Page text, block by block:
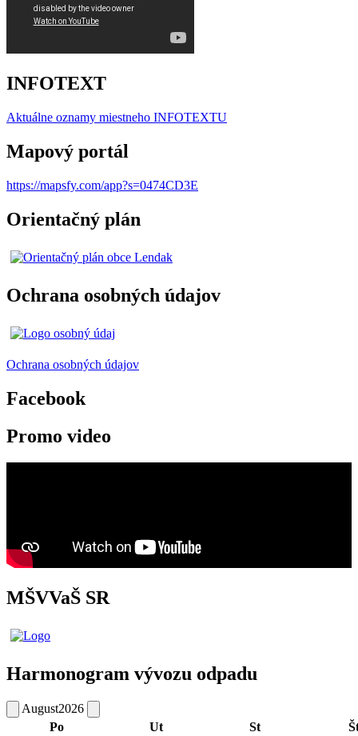
INFOTEXT
Aktuálne oznamy miestneho INFOTEXTU
Mapový portál
https://mapsfy.com/app?s=0474CD3E
Orientačný plán
Ochrana osobných údajov
Ochrana osobných údajov
Facebook
Promo video
MŠVVaŠ SR
Harmonogram vývozu odpadu
August2026
Po
Ut St